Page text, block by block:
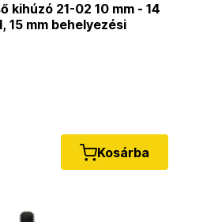
kihúzó 21-02 10 mm - 14
15 mm behelyezési
Kosárba